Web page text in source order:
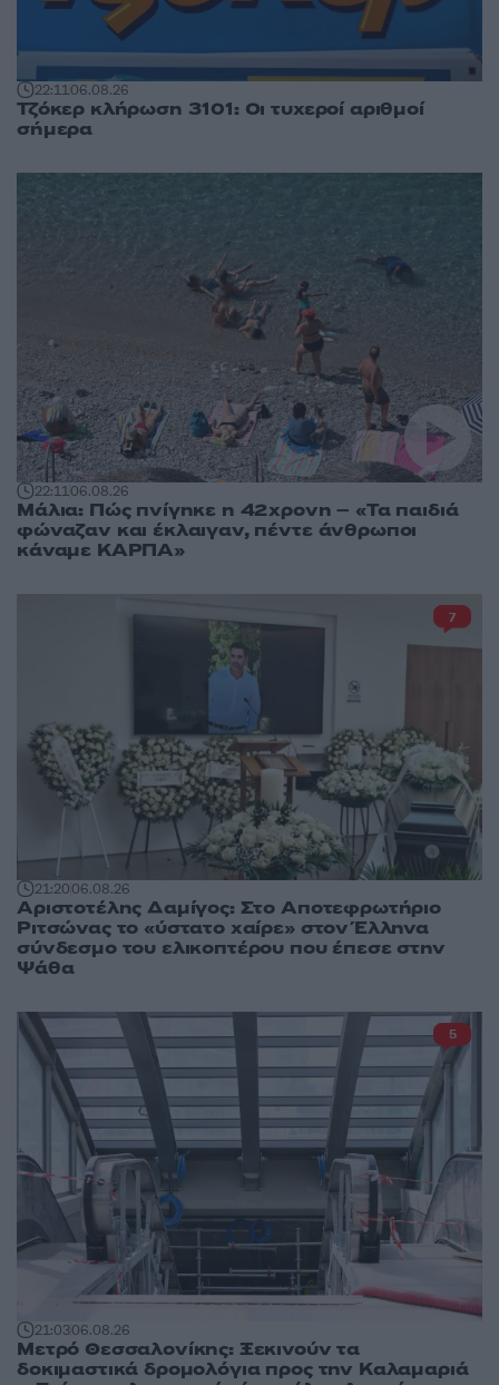
22:1106.08.26
Τζόκερ κλήρωση 3101: Οι τυχεροί αριθμοί
σήμερα
22:1106.08.26
Μάλια: Πώς πνίγηκε η 42χρονη – «Τα παιδιά
φώναζαν και έκλαιγαν, πέντε άνθρωποι
κάναμε ΚΑΡΠΑ»
21:2006.08.26
Αριστοτέλης Δαμίγος: Στο Αποτεφρωτήριο
Ριτσώνας το «ύστατο χαίρε» στον Έλληνα
σύνδεσμο του ελικοπτέρου που έπεσε στην
Ψάθα
7
21:0306.08.26
Μετρό Θεσσαλονίκης: Ξεκινούν τα
δοκιμαστικά δρομολόγια προς την Καλαμαριά
5